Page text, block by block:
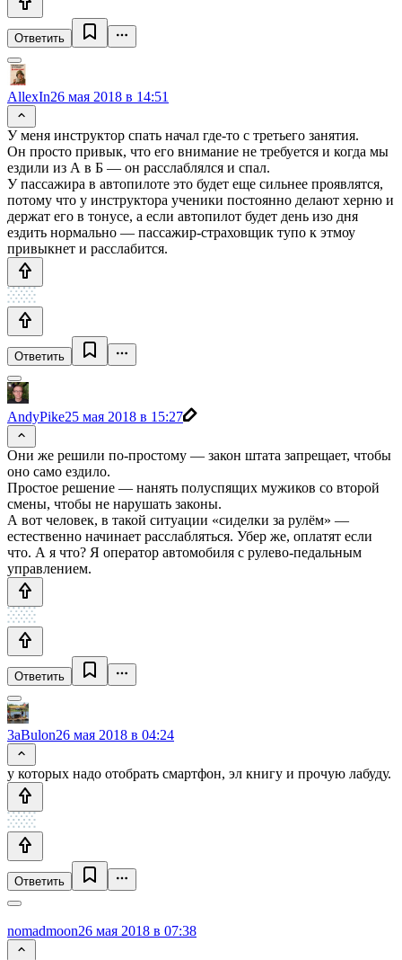
Ответить
AllexIn26 мая 2018 в 14:51
У меня инструктор спать начал где-то с третьего занятия.
Он просто привык, что его внимание не требуется и когда мы
ездили из А в Б — он расслаблялся и спал.
У пассажира в автопилоте это будет еще сильнее проявлятся,
потому что у инструктора ученики постоянно делают херню и
держат его в тонусе, а если автопилот будет день изо дня
ездить нормально — пассажир-страховщик тупо к этмоу
привыкнет и расслабится.
Ответить
AndyPike25 мая 2018 в 15:27
Они же решили по-простому — закон штата запрещает, чтобы
оно само ездило.
Простое решение — нанять полуспящих мужиков со второй
смены, чтобы не нарушать законы.
А вот человек, в такой ситуации «сиделки за рулём» —
естественно начинает расслабляться. Убер же, оплатят если
что. А я что? Я оператор автомобиля с рулево-педальным
управлением.
Ответить
3aBulon26 мая 2018 в 04:24
у которых надо отобрать смартфон, эл книгу и прочую лабуду.
Ответить
nomadmoon26 мая 2018 в 07:38